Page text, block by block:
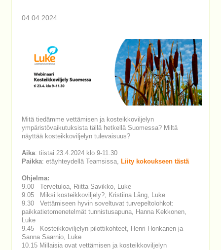
04.04.2024
Mitä tiedämme vettämisen ja kosteikkoviljelyn
ympäristövaikutuksista tällä hetkellä Suomessa? Miltä
näyttää kosteikkoviljelyn tulevaisuus?
Aika: tiistai 23.4.2024 klo 9-11.30
Paikka: etäyhteydellä Teamsissa, Liity kokoukseen tästä
Ohjelma:
9.00 Tervetuloa, Riitta Savikko, Luke
9.05 Miksi kosteikkoviljely?, Kristiina Lång, Luke
9.30 Vettämiseen hyvin soveltuvat turvepeltolohkot:
paikkatietomenetelmät tunnistusapuna, Hanna Kekkonen,
Luke
9.45 Kosteikkoviljelyn pilottikohteet, Henri Honkanen ja
Sanna Saarnio, Luke
10.15 Millaisia ovat vettämisen ja kosteikkoviljelyn